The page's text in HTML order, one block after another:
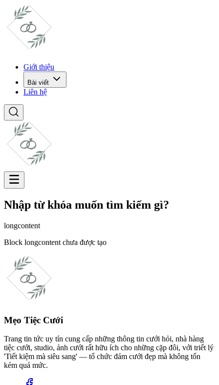
Giới thiệu
Bài viết
Liên hệ
Nhập từ khóa muốn tìm kiếm gì?
longcontent
Block longcontent chưa được tạo
Mẹo Tiệc Cưới
Trang tin tức uy tín cung cấp những thông tin cưới hỏi, nhà hàng
tiệc cưới, studio, ảnh cưới rất hữu ích cho những cặp đôi, với triết lý
'Tiết kiệm mà siêu sang' — tổ chức đám cưới đẹp mà không tốn
kém quá mức.